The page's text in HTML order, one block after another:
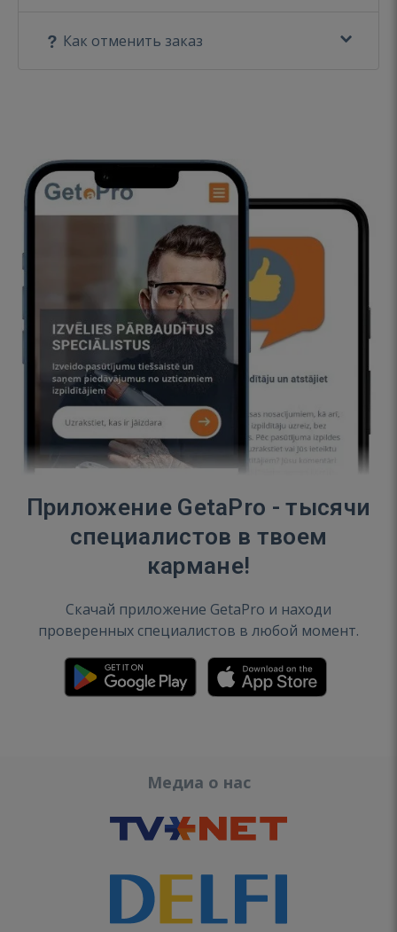
Как отменить заказ
Приложение GetaPro - тысячи
специалистов в твоем
кармане!
Скачай приложение GetaPro и находи
проверенных специалистов в любой момент.
Медиа о нас